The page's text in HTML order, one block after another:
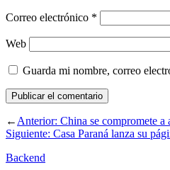
Correo electrónico *
Web
Guarda mi nombre, correo
←Anterior: China se compromete a
Siguiente: Casa Paraná lanza su
Backend